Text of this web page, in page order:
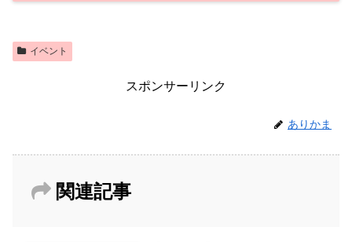
イベント
スポンサーリンク
ありかま
関連記事